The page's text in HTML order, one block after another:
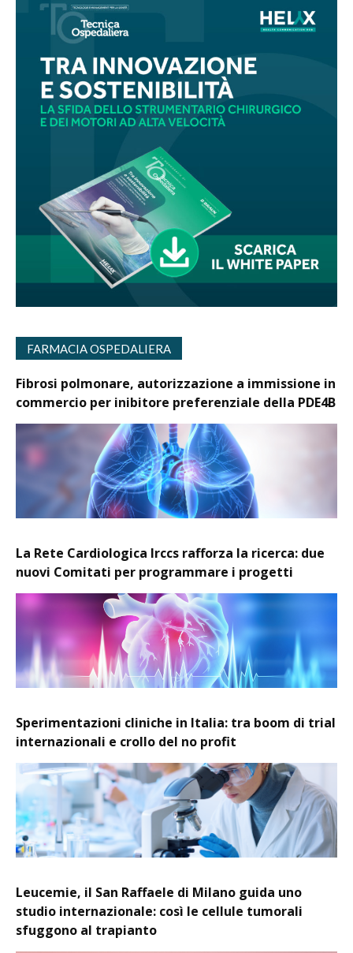
FARMACIA OSPEDALIERA
Fibrosi polmonare, autorizzazione a immissione in
commercio per inibitore preferenziale della PDE4B
La Rete Cardiologica Irccs rafforza la ricerca: due
nuovi Comitati per programmare i progetti
Sperimentazioni cliniche in Italia: tra boom di trial
internazionali e crollo del no profit
Leucemie, il San Raffaele di Milano guida uno
studio internazionale: così le cellule tumorali
sfuggono al trapianto